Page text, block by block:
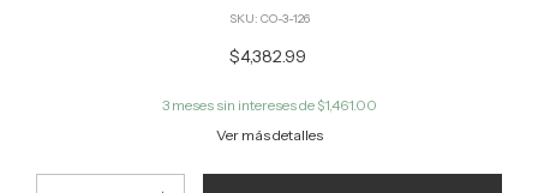
SKU: CO-3-126
$4,382.99
3 meses sin intereses de $1,461.00
Ver más detalles